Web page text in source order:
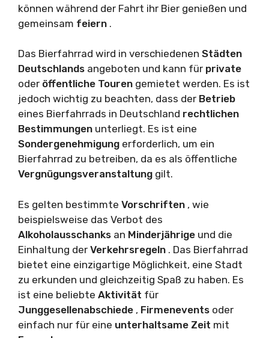
können während der Fahrt ihr Bier genießen und
gemeinsam feiern .
Das Bierfahrrad wird in verschiedenen Städten
Deutschlands angeboten und kann für private
oder öffentliche Touren gemietet werden. Es ist
jedoch wichtig zu beachten, dass der Betrieb
eines Bierfahrrads in Deutschland rechtlichen
Bestimmungen unterliegt. Es ist eine
Sondergenehmigung erforderlich, um ein
Bierfahrrad zu betreiben, da es als öffentliche
Vergnügungsveranstaltung gilt.
Es gelten bestimmte Vorschriften , wie
beispielsweise das Verbot des
Alkoholausschanks an Minderjährige und die
Einhaltung der Verkehrsregeln . Das Bierfahrrad
bietet eine einzigartige Möglichkeit, eine Stadt
zu erkunden und gleichzeitig Spaß zu haben. Es
ist eine beliebte Aktivität für
Junggesellenabschiede , Firmenevents oder
einfach nur für eine unterhaltsame Zeit mit